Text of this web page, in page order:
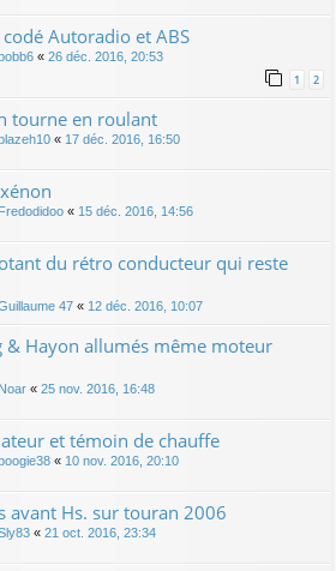
Autoradio et ABS
bobb6 « 26 déc. 2016, 20:53
1 2
tourne en roulant
blazeh10 « 17 déc. 2016, 16:50
Fredodidoo « 15 déc. 2016, 14:56
du rétro conducteur qui reste
47 « 12 déc. 2016, 10:07
& Hayon allumés même moteur
Noar « 25 nov. 2016, 16:48
et témoin de chauffe
boogie38 « 10 nov. 2016, 20:10
avant Hs. sur touran 2006
« 21 oct. 2016, 23:34